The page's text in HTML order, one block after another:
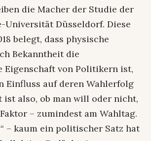
die Macher der Studie der
Düsseldorf. Diese
belegt, dass physische
Bekanntheit die
Eigenschaft von Politikern ist,
Einfluss auf deren Wahlerfolg
ist also, ob man will oder nicht,
– zumindest am Wahltag.
– kaum ein politischer Satz hat